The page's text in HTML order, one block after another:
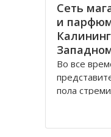
Сеть
и
Во все
пола
Женщины